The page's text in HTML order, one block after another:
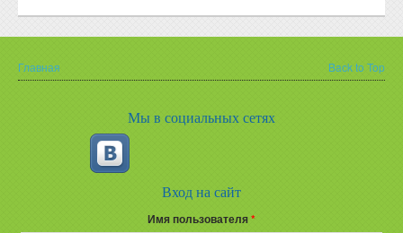
Вы здесь
Главная Back to Top
Мы в социальных сетях
Вход на сайт
Имя пользователя*